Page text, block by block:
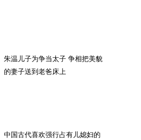
朱温儿子为争当太子 争相把美貌
的妻子送到老爸床上
中国古代喜欢强行占有儿媳妇的